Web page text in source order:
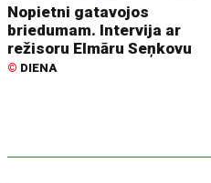
Nopietni gatavojos
briedumam. Intervija ar
režisoru Elmāru Seņkovu
© DIENA